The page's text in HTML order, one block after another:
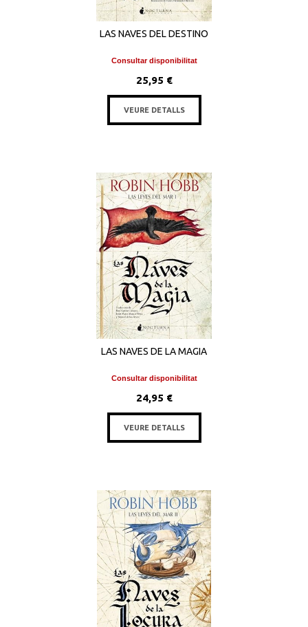
LAS NAVES DEL DESTINO
Consultar disponibilitat
25,95 €
VEURE DETALLS
LAS NAVES DE LA MAGIA
Consultar disponibilitat
24,95 €
VEURE DETALLS